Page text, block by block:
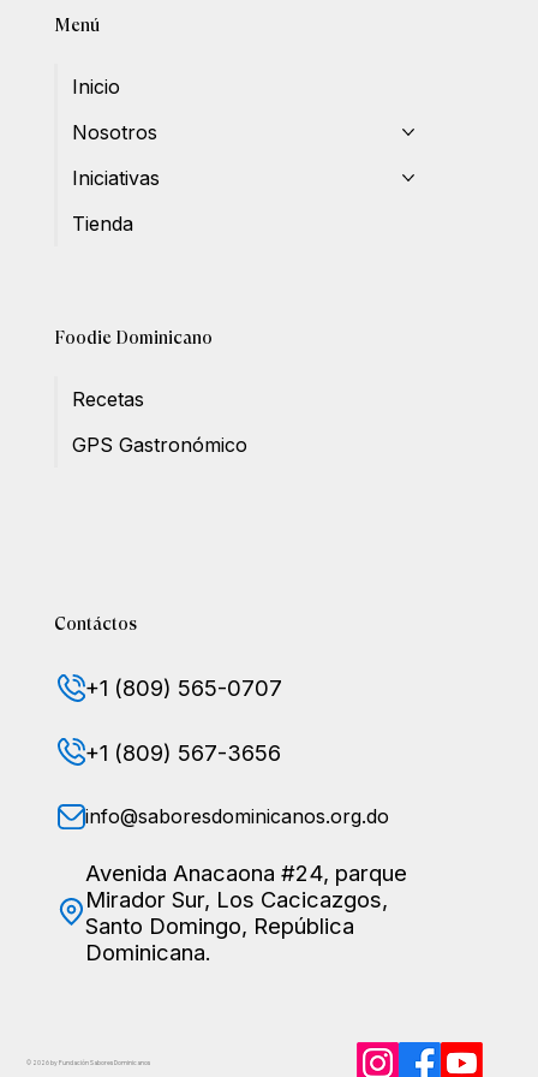
Menú
Inicio
Nosotros
Iniciativas
Tienda
Foodie Dominicano
Recetas
GPS Gastronómico
Contáctos
+1 (809) 565-0707
+1 (809) 567-3656
info@saboresdominicanos.org.do
Avenida Anacaona #24, parque
Mirador Sur, Los Cacicazgos,
Santo Domingo, República
Dominicana.
© 2026 by Fundación Sabores Dominicanos